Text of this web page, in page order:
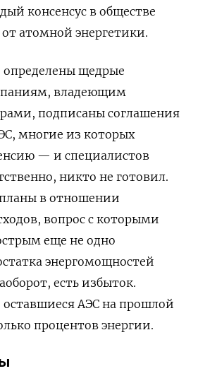
консенсус в обществе
от атомной энергетики.
определены щедрые
владеющим
подписаны соглашения
многие из которых
— и специалистов
никто не готовил.
в отношении
вопрос с которыми
еще не одно
энергомощностей
есть избыток.
АЭС на прошлой
процентов энергии.